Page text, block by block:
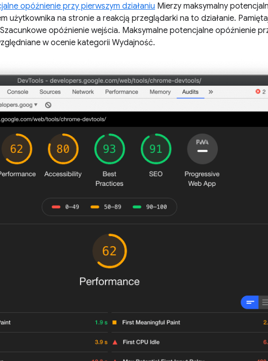
opóźnienie przy pierwszym działaniu Mierzy maksymalny
użytkownika na stronie a reakcją przeglądarki na to działanie.
opóźnienie wejścia. Maksymalne potencjalne opóźnienie
w ocenie kategorii Wydajność.